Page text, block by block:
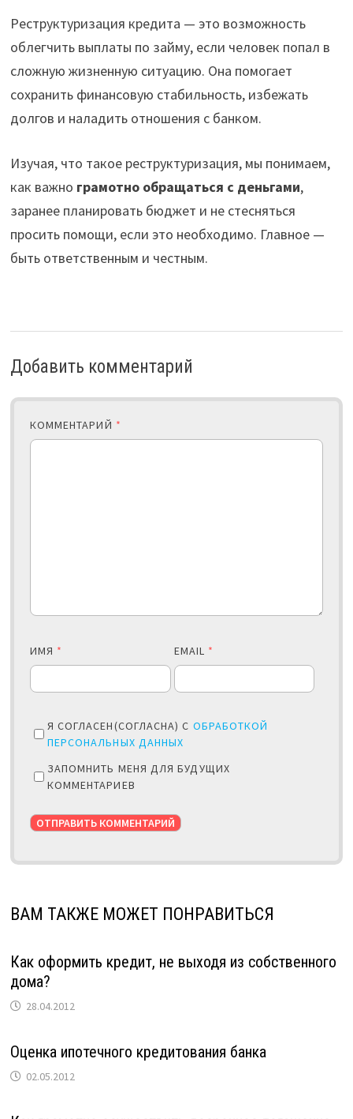
Реструктуризация кредита — это возможность
облегчить выплаты по займу, если человек попал в
сложную жизненную ситуацию. Она помогает
сохранить финансовую стабильность, избежать
долгов и наладить отношения с банком.
Изучая, что такое реструктуризация, мы понимаем,
как важно грамотно обращаться с деньгами,
заранее планировать бюджет и не стесняться
просить помощи, если это необходимо. Главное —
быть ответственным и честным.
Добавить комментарий
КОММЕНТАРИЙ *
ИМЯ * EMAIL *
Я СОГЛАСЕН(СОГЛАСНА) С ОБРАБОТКОЙ
ПЕРСОНАЛЬНЫХ ДАННЫХ
ЗАПОМНИТЬ МЕНЯ ДЛЯ БУДУЩИХ
КОММЕНТАРИЕВ
ВАМ ТАКЖЕ МОЖЕТ ПОНРАВИТЬСЯ
Как оформить кредит, не выходя из собственного
дома?
28.04.2012
Оценка ипотечного кредитования банка
02.05.2012